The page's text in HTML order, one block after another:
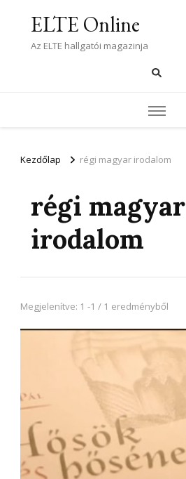
ELTE Online
Az ELTE hallgatói magazinja
Kezdőlap régi magyar irodalom
régi magyar
irodalom
Megjelenítve: 1 -1 / 1 eredményből